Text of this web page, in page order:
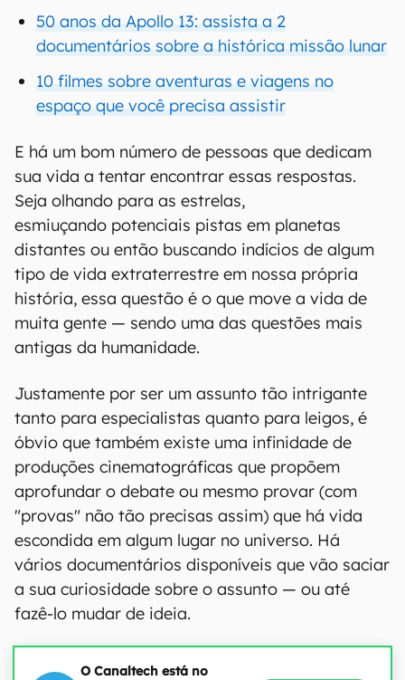
50 anos da Apollo 13: assista a 2
documentários sobre a histórica missão lunar
10 filmes sobre aventuras e viagens no
espaço que você precisa assistir
E há um bom número de pessoas que dedicam
sua vida a tentar encontrar essas respostas.
Seja olhando para as estrelas,
esmiuçando potenciais pistas em planetas
distantes ou então buscando indícios de algum
tipo de vida extraterrestre em nossa própria
história, essa questão é o que move a vida de
muita gente — sendo uma das questões mais
antigas da humanidade.
Justamente por ser um assunto tão intrigante
tanto para especialistas quanto para leigos, é
óbvio que também existe uma infinidade de
produções cinematográficas que propõem
aprofundar o debate ou mesmo provar (com
"provas" não tão precisas assim) que há vida
escondida em algum lugar no universo. Há
vários documentários disponíveis que vão saciar
a sua curiosidade sobre o assunto — ou até
fazê-lo mudar de ideia.
O Canaltech está no